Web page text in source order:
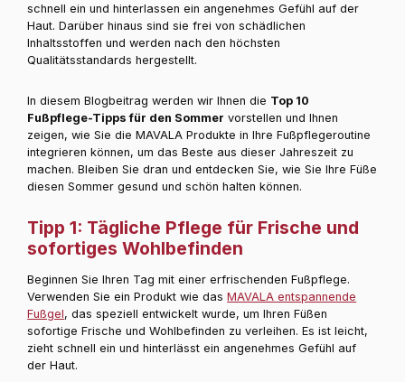
schnell ein und hinterlassen ein angenehmes Gefühl auf der
Haut. Darüber hinaus sind sie frei von schädlichen
Inhaltsstoffen und werden nach den höchsten
Qualitätsstandards hergestellt.
In diesem Blogbeitrag werden wir Ihnen die Top 10
Fußpflege-Tipps für den Sommer vorstellen und Ihnen
zeigen, wie Sie die MAVALA Produkte in Ihre Fußpflegeroutine
integrieren können, um das Beste aus dieser Jahreszeit zu
machen. Bleiben Sie dran und entdecken Sie, wie Sie Ihre Füße
diesen Sommer gesund und schön halten können.
Tipp 1: Tägliche Pflege für Frische und
sofortiges Wohlbefinden
Beginnen Sie Ihren Tag mit einer erfrischenden Fußpflege.
Verwenden Sie ein Produkt wie dasMAVALA entspannende
Fußgel, das speziell entwickelt wurde, um Ihren Füßen
sofortige Frische und Wohlbefinden zu verleihen. Es ist leicht,
zieht schnell ein und hinterlässt ein angenehmes Gefühl auf
der Haut.